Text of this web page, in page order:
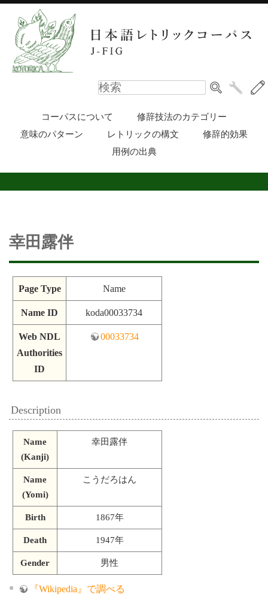
コーパスについて
修辞技法のカテゴリー
意味のパターン
レトリックの構文
修辞的効果
用例の出典
幸田露伴
Page Type Name
Name ID koda00033734
Web NDL
Authorities
ID
00033734
Description
Name
(Kanji)
幸田露伴
Name
(Yomi)
こうだろはん
Birth 1867年
Death 1947年
Gender 男性
『Wikipedia』で調べる